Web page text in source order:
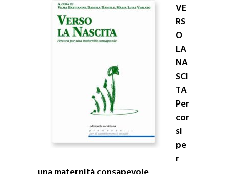
VE
RS
O
LA
NA
SCI
TA
Per
cor
si
pe
r